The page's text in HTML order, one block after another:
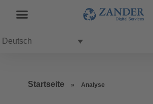
Deutsch
Startseite » Analyse